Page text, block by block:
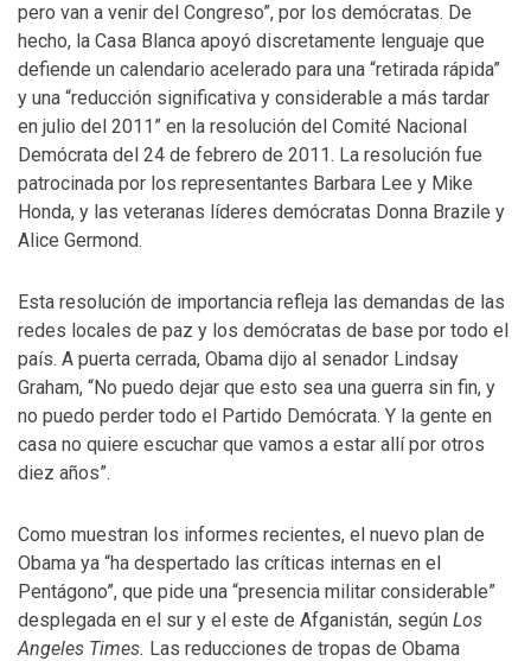
pero van a venir del Congreso”, por los demócratas. De
hecho, la Casa Blanca apoyó discretamente lenguaje que
defiende un calendario acelerado para una “retirada rápida”
y una “reducción significativa y considerable a más tardar
en julio del 2011” en la resolución del Comité Nacional
Demócrata del 24 de febrero de 2011. La resolución fue
patrocinada por los representantes Barbara Lee y Mike
Honda, y las veteranas líderes demócratas Donna Brazile y
Alice Germond.
Esta resolución de importancia refleja las demandas de las
redes locales de paz y los demócratas de base por todo el
país. A puerta cerrada, Obama dijo al senador Lindsay
Graham, “No puedo dejar que esto sea una guerra sin fin, y
no puedo perder todo el Partido Demócrata. Y la gente en
casa no quiere escuchar que vamos a estar allí por otros
diez años”.
Como muestran los informes recientes, el nuevo plan de
Obama ya “ha despertado las críticas internas en el
Pentágono”, que pide una “presencia militar considerable”
desplegada en el sur y el este de Afganistán, según Los
Angeles Times. Las reducciones de tropas de Obama